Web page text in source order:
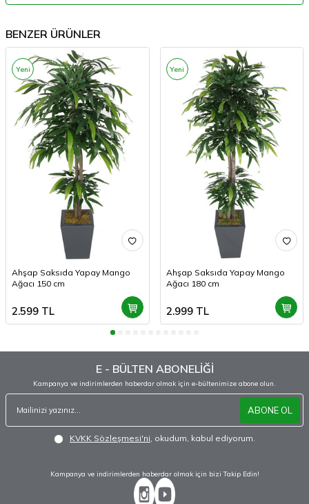
BENZER ÜRÜNLER
Yeni
Ahşap Saksıda Yapay Mango
Ağacı 150 cm
2.599 TL
Yeni
Ahşap Saksıda Yapay Mango
Ağacı 180 cm
2.999TL
E - BÜLTEN ABONELİĞİ
Kampanya ve indirimlerden haberdar olmak için e-bültenimize abone olun.
ABONE OL
KVKK Sözleşmesi'ni, okudum, kabul ediyorum.
Kampanya ve indirimlerden haberdar olmak için bizi Takip Edin!